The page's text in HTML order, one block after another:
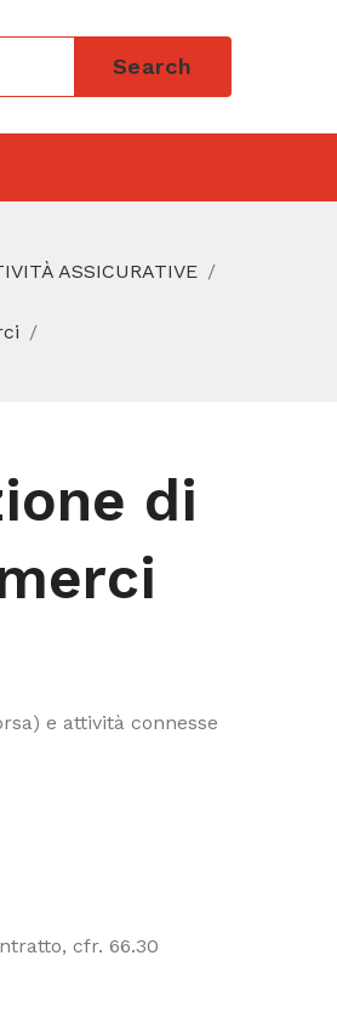
Search
ASSICURATIVE
di
e attività connesse
cfr. 66.30